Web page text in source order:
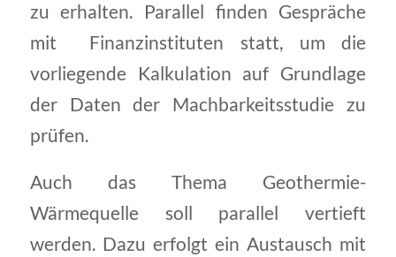
zu erhalten. Parallel finden Gespräche
mit Finanzinstituten statt, um die
vorliegende Kalkulation auf Grundlage
der Daten der Machbarkeitsstudie zu
prüfen.
Auch das Thema Geothermie-
Wärmequelle soll parallel vertieft
werden. Dazu erfolgt ein Austausch mit